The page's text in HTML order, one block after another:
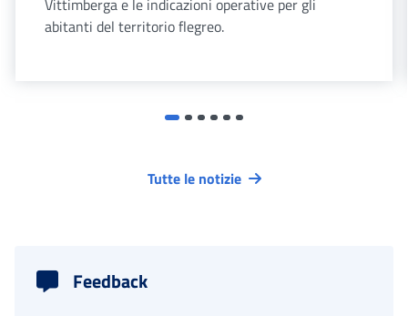
Vittimberga e le indicazioni operative per gli
abitanti del territorio flegreo.
Tutte le notizie
Feedback